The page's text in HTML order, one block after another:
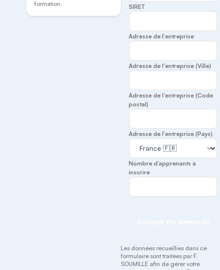
formation.
SIRET
Adresse de l'entreprise
Adresse de l'entreprise (Ville)
Adresse de l'entreprise (Code
postal)
Adresse de l'entreprise (Pays)
Nombre d’apprenants à
inscrire
Les données recueillies dans ce
formulaire sont traitées par F.
SOUMILLE afin de gérer votre